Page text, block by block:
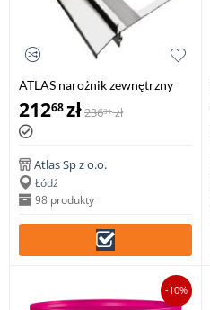
ATLAS narożnik zewnętrzny
90° system 150, balkonowo-
tarasowy (1 szt.)
21268zł23631 zł
Atlas Sp z o.o.
Łódź
98 produkty
-10%